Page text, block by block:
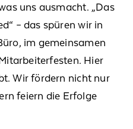
uns ausmacht. „Das
– das spüren wir in
im gemeinsamen
Hier
Wir fördern nicht nur
feiern die Erfolge